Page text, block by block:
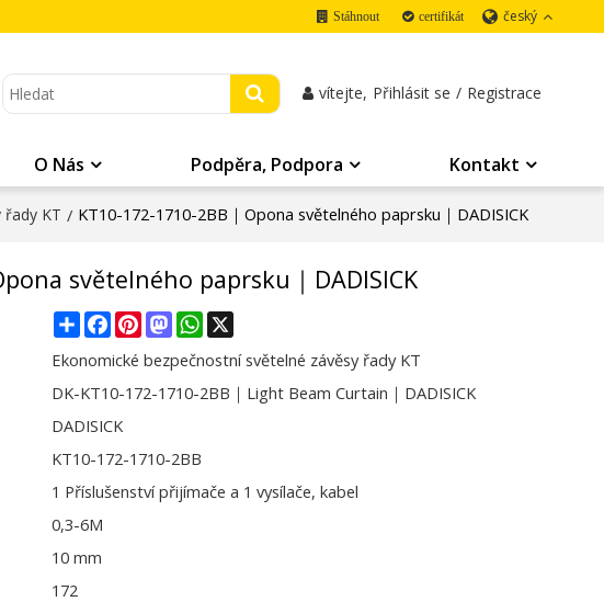
Stáhnout certifikát český
vítejte, Přihlásit se / Registrace
O Nás Podpěra, Podpora Kontakt
řady KT / KT10-172-1710-2BB｜Opona světelného paprsku｜DADISICK
světelného paprsku｜DADISICK
ShareFacebook
PinterestMastodonWhatsApp
Ekonomické bezpečnostní světelné závěsy řady KT
DK-KT10-172-1710-2BB｜Light Beam Curtain｜DADISICK
DADISICK
KT10-172-1710-2BB
1 Příslušenství přijímače a 1 vysílače, kabel
0,3-6M
10 mm
172